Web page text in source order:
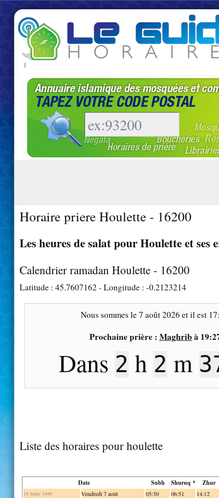
|
Horaire priere Houlette - 16200
Les heures de salat pour Houlette et ses
Calendrier ramadan Houlette - 16200
Latitude : 45.7607162 - Longitude : -0.2123214
Nous sommes le7 août 2026 et il est
Prochaine prière : Maghrib à
Dans 2 h 2 m
Liste des horaires pour houlette
Date Subh Shuruq * Zhur
24 Safar 1448 Vendredi 7 août 05:30 06:51 14:12